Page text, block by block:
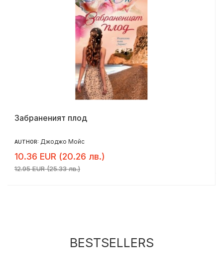
Забраненият плод
AUTHOR: Джоджо Мойс
10.36 EUR (20.26 лв.)
12.95 EUR (25.33 лв.)
BESTSELLERS